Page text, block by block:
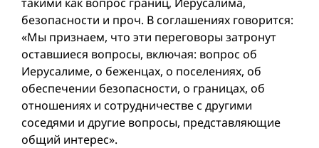
безопасности и проч. В соглашениях говорится:
«Мы признаем, что эти переговоры затронут
оставшиеся вопросы, включая: вопрос об
Иерусалиме, о беженцах, о поселениях, об
обеспечении безопасности, о границах, об
отношениях и сотрудничестве с другими
соседями и другие вопросы, представляющие
общий интерес».